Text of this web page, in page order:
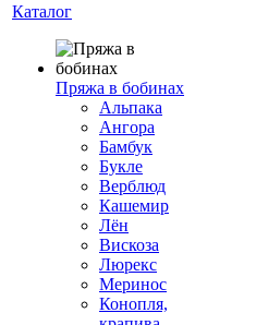
Каталог
Пряжа в бобинах
Альпака
Ангора
Бамбук
Букле
Верблюд
Кашемир
Лён
Вискоза
Люрекс
Меринос
Конопля,